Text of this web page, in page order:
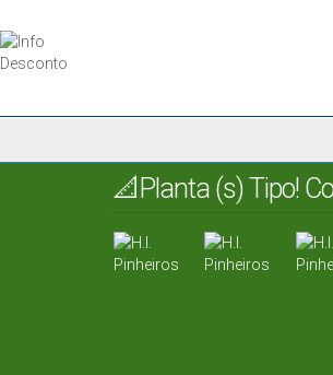
📐Planta (s) Tipo!